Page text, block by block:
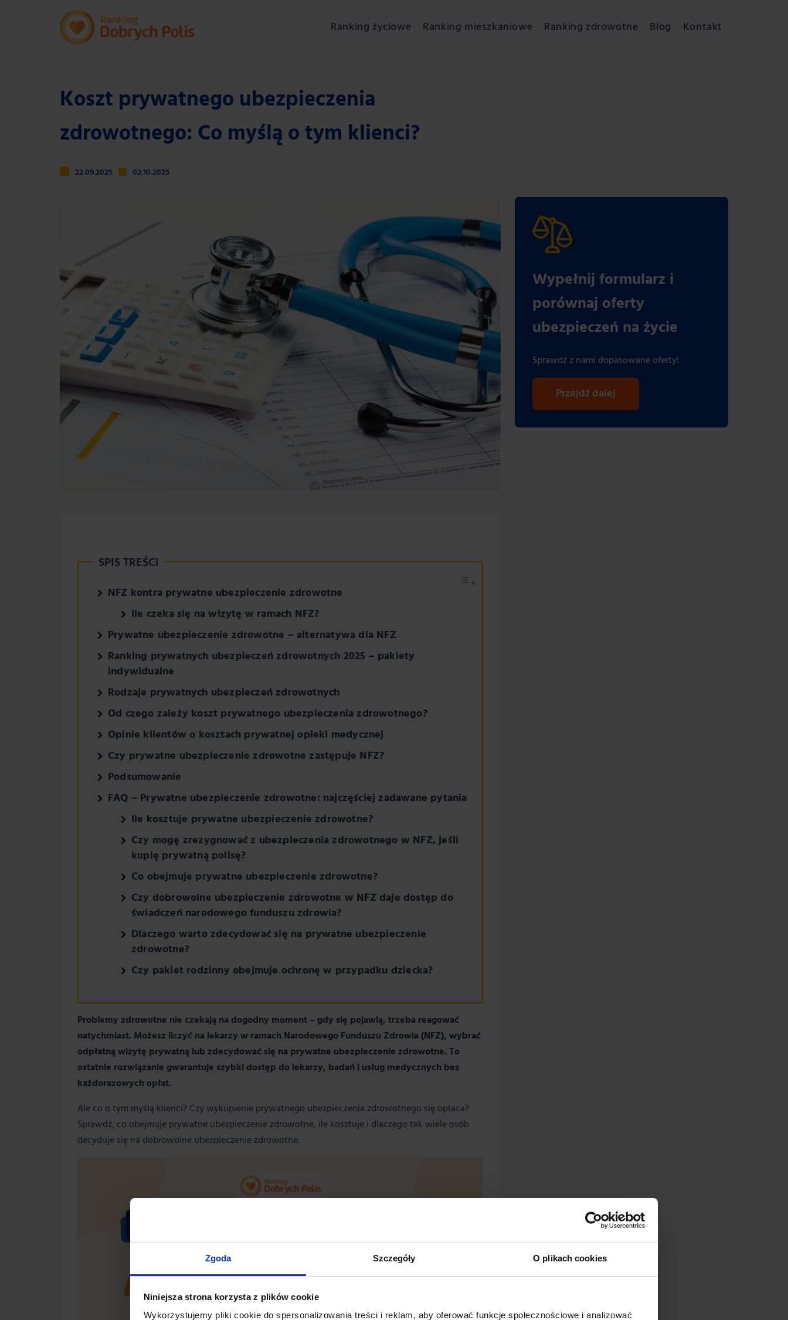
Zgoda Szczegóły O plikach cookies
Niniejsza strona korzysta z plików cookie
Wykorzystujemy pliki cookie do spersonalizowania treści i reklam, aby oferować funkcje społecznościowe i analizować
Ranking życiowe Ranking mieszkaniowe Ranking zdrowotne Blog Kontakt
Koszt prywatnego ubezpieczenia
zdrowotnego: Co myślą o tym klienci?
22.09.2025 02.10.2025
SPIS TREŚCI
NFZ kontra prywatne ubezpieczenie zdrowotne
Ile czeka się na wizytę w ramach NFZ?
Prywatne ubezpieczenie zdrowotne – alternatywa dla NFZ
Ranking prywatnych ubezpieczeń zdrowotnych 2025 – pakiety
indywidualne
Rodzaje prywatnych ubezpieczeń zdrowotnych
Od czego zależy koszt prywatnego ubezpieczenia zdrowotnego?
Opinie klientów o kosztach prywatnej opieki medycznej
Czy prywatne ubezpieczenie zdrowotne zastępuje NFZ?
Podsumowanie
FAQ – Prywatne ubezpieczenie zdrowotne: najczęściej zadawane pytania
Ile kosztuje prywatne ubezpieczenie zdrowotne?
Czy mogę zrezygnować z ubezpieczenia zdrowotnego w NFZ, jeśli
kupię prywatną polisę?
Co obejmuje prywatne ubezpieczenie zdrowotne?
Czy dobrowolne ubezpieczenie zdrowotne w NFZ daje dostęp do
świadczeń narodowego funduszu zdrowia?
Dlaczego warto zdecydować się na prywatne ubezpieczenie
zdrowotne?
Czy pakiet rodzinny obejmuje ochronę w przypadku dziecka?
Problemy zdrowotne nie czekają na dogodny moment – gdy się pojawią, trzeba reagować
natychmiast. Możesz liczyć na lekarzy w ramach Narodowego Funduszu Zdrowia (NFZ), wybrać
odpłatną wizytę prywatną lub zdecydować się na prywatne ubezpieczenie zdrowotne. To
ostatnie rozwiązanie gwarantuje szybki dostęp do lekarzy, badań i usług medycznych bez
każdorazowych opłat.
Ale co o tym myślą klienci? Czy wykupienie prywatnego ubezpieczenia zdrowotnego się opłaca?
Sprawdź, co obejmuje prywatne ubezpieczenie zdrowotne, ile kosztuje i dlaczego tak wiele osób
decyduje się na dobrowolne ubezpieczenie zdrowotne.
Wypełnij formularz i
porównaj oferty
ubezpieczeń na życie
Sprawdź z nami dopasowane oferty!
Przejdź dalej